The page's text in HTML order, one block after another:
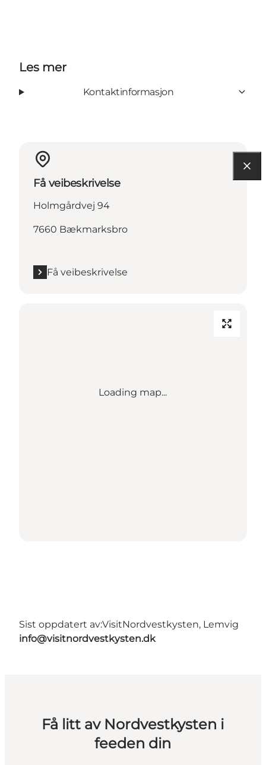
Les mer
Kontaktinformasjon
Få veibeskrivelse
Holmgårdvej 94
7660 Bækmarksbro
Få veibeskrivelse
Loading map...
Sist oppdatert av:VisitNordvestkysten, Lemvig
info@visitnordvestkysten.dk
Få litt av Nordvestkysten i
feeden din